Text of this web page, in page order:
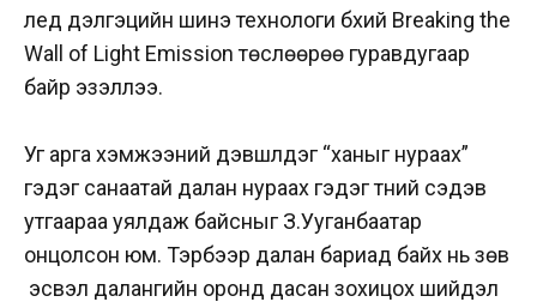
лед дэлгэцийн шинэ технологи бүхий Breaking the
Wall of Light Emission төслөөрөө гуравдугаар
байр эзэллээ.
Уг арга хэмжээний дэвшүүлдэг “ханыг нураах”
гэдэг санаатай далан нураах гэдэг түүний сэдэв
утгаараа уялдаж байсныг З.Ууганбаатар
онцолсон юм. Тэрбээр далан бариад байх нь зөв
үү эсвэл далангийн оронд дасан зохицох шийдэл